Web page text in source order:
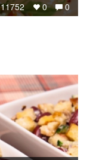
0
0
11752